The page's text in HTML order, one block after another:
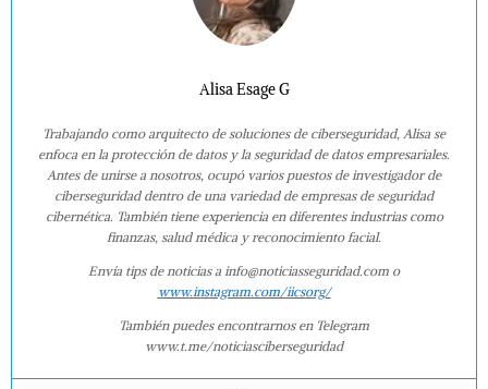
Alisa Esage G
Trabajando como arquitecto de soluciones de ciberseguridad, Alisa se
enfoca en la protección de datos y la seguridad de datos empresariales.
Antes de unirse a nosotros, ocupó varios puestos de investigador de
ciberseguridad dentro de una variedad de empresas de seguridad
cibernética. También tiene experiencia en diferentes industrias como
finanzas, salud médica y reconocimiento facial.
Envía tips de noticias a info@noticiasseguridad.com o
www.instagram.com/iicsorg/
También puedes encontrarnos en Telegram
www.t.me/noticiasciberseguridad